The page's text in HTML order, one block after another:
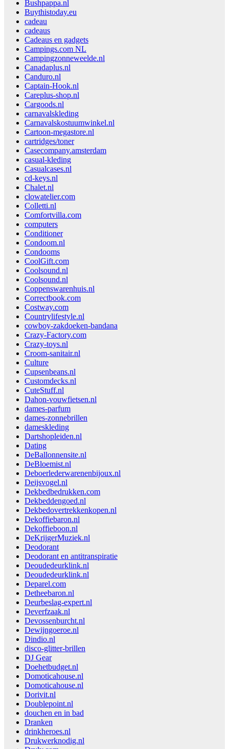
Bushpappa.nl
Buythistoday.eu
cadeau
cadeaus
Cadeaus en gadgets
Campings.com NL
Campingzonneweelde.nl
Canadaplus.nl
Canduro.nl
Captain-Hook.nl
Careplus-shop.nl
Cargoods.nl
carnavalskleding
Carnavalskostuumwinkel.nl
Cartoon-megastore.nl
cartridges/toner
Casecompany.amsterdam
casual-kleding
Casualcases.nl
cd-keys.nl
Chalet.nl
clowatelier.com
Colletti.nl
Comfortvilla.com
computers
Conditioner
Condoom.nl
Condooms
CoolGift.com
Coolsound.nl
Coolsound.nl
Coppenswarenhuis.nl
Correctbook.com
Costway.com
Countrylifestyle.nl
cowboy-zakdoeken-bandana
Crazy-Factory.com
Crazy-toys.nl
Croom-sanitair.nl
Culture
Cupsenbeans.nl
Customdecks.nl
CuteStuff.nl
Dahon-vouwfietsen.nl
dames-parfum
dames-zonnebrillen
dameskleding
Dartshopleiden.nl
Dating
DeBallonnensite.nl
DeBloemist.nl
Deboerlederwarenenbijoux.nl
Deijsvogel.nl
Dekbedbedrukken.com
Dekbeddengoed.nl
Dekbedovertrekkenkopen.nl
Dekoffiebaron.nl
Dekoffieboon.nl
DeKrijgerMuziek.nl
Deodorant
Deodorant en antitranspiratie
Deoudedeurklink.nl
Deoudedeurklink.nl
Deparel.com
Detheebaron.nl
Deurbeslag-expert.nl
Deverfzaak.nl
Devossenburcht.nl
Dewijngoeroe.nl
Dindio.nl
disco-glitter-brillen
DJ Gear
Doehetbudget.nl
Domoticahouse.nl
Domoticahouse.nl
Dorivit.nl
Doublepoint.nl
douchen en in bad
Dranken
drinkheroes.nl
Drukwerknodig.nl